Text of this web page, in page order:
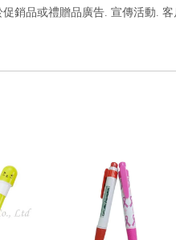
銷品或禮贈品廣告. 宣傳活動.